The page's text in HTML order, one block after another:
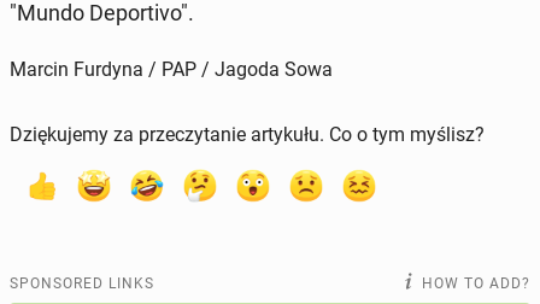
"Mundo De­porti­vo".
Marcin Furdyna / PAP / Jagoda Sowa
Dziękujemy za przeczytanie artykułu. Co o tym myślisz?
SPONSORED LINKS HOW TO ADD?